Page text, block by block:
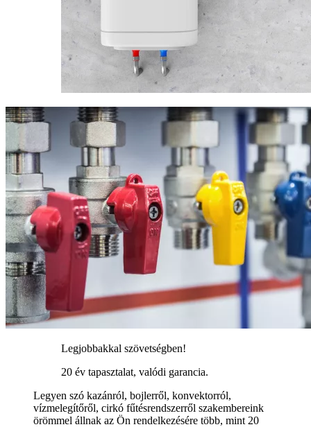
Legjobbakkal szövetségben!
20 év tapasztalat, valódi garancia.
Legyen szó kazánról, bojlerről, konvektorról,
vízmelegítőről, cirkó fűtésrendszerről szakembereink
örömmel állnak az Ön rendelkezésére több, mint 20